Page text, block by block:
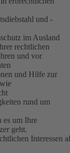
und -
im Ausland
rechtlichen
und vor
und Hilfe zur
rund um
es um Ihre
geht.
Interessen